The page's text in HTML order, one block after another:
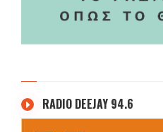
RADIO DEEJAY 94.6